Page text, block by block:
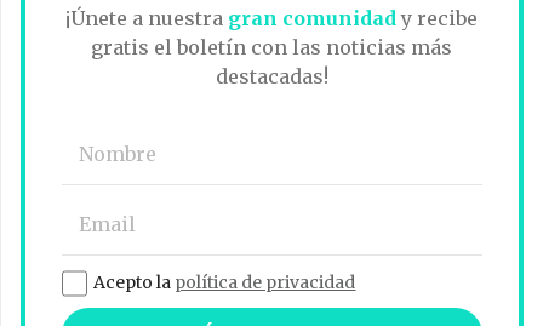
¡Únete a nuestra gran comunidady recibe
gratis el boletín con las noticias más
destacadas!
Acepto la política de privacidad